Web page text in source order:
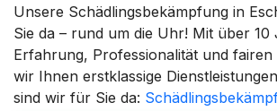
Unsere Schädlingsbekämpfung in
Sie da – rund um die Uhr! Mit über 10
Erfahrung, Professionalität und fairen
wir Ihnen erstklassige
sind wir für Sie da: